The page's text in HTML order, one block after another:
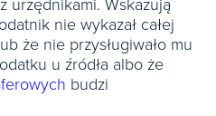
urzędnikami. Wskazują
nie wykazał całej
że nie przysługiwało mu
u źródła albo że
budzi